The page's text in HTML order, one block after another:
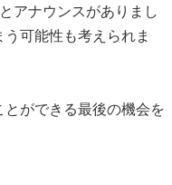
アナウンスがありまし
可能性も考えられま
とができる最後の機会を